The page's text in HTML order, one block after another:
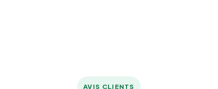
AVIS CLIENTS